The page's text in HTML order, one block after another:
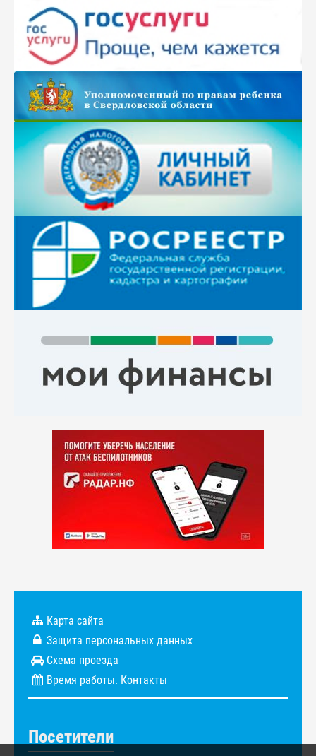
Карта сайта
Защита персональных данных
Схема проезда
Время работы. Контакты
Посетители